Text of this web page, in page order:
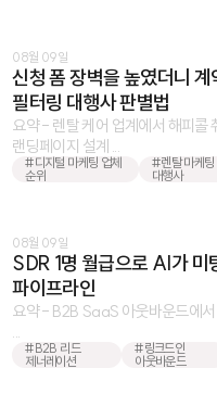
08월 09일
신청 폼 장벽을 높였더니
필터링 대행사 판별법
요약 - 렌탈 케어 업계에서 해피
랜딩페이지 설계 ...
#디지털 마케팅 업체
순위
#렌탈 마케팅
대행사
08월 09일
SDR 1명 월급으로 AI가 미
파이프라인
요약 - B2B SaaS 아웃바운드에서
...
#B2B 리드
제너레이션
#링크드인
아웃바운드